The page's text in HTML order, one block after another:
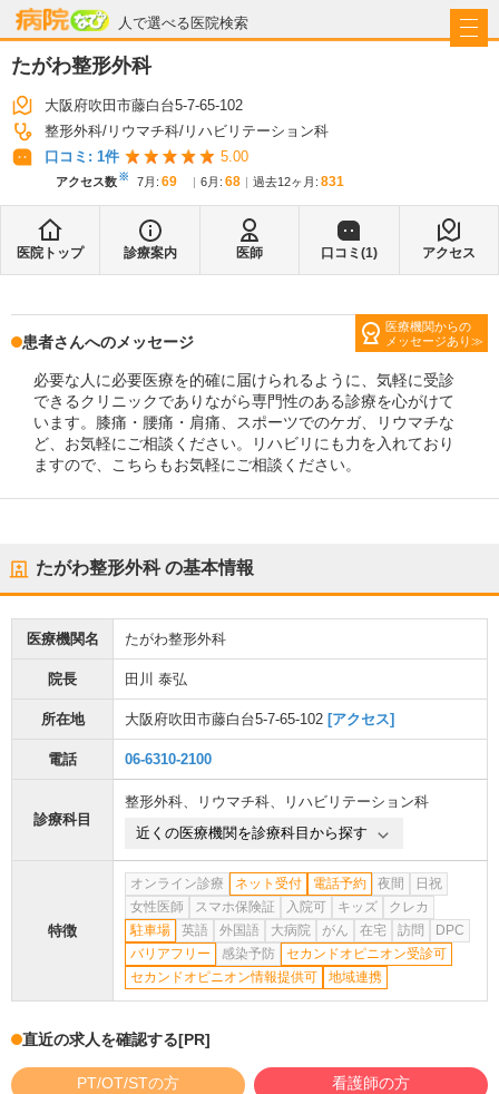
人で選べる医院検索
病院なび
たがわ整形外科
大阪府吹田市藤白台5-7-65-102
整形外科 リウマチ科 リハビリテーション科
口コミ: 1件 5.00
アクセス数※ 7月 : 69 6月 : 68 過去12ヶ月: 831
医院トップ 診療案内 医師 口コミ(1) アクセス
医療機関からの
メッセージあり
患者さんへのメッセージ
必要な人に必要医療を的確に届けられるように、気軽に受診
できるクリニックでありながら専門性のある診療を心がけて
います。膝痛・腰痛・肩痛、スポーツでのケガ、リウマチな
ど、お気軽にご相談ください。リハビリにも力を入れており
ますので、こちらもお気軽にご相談ください。
たがわ整形外科の基本情報
医療機関名 たがわ整形外科
院長 田川 泰弘
所在地 大阪府吹田市藤白台5-7-65-102 [アクセス]
電話 06-6310-2100
診療科目
整形外科、 リウマチ科、
リハビリテーション科
近くの医療機関を診療科目から探す
特徴
オンライン診療 ネット受付 電話予約 夜間
日祝
女性医師
スマホ保険証 入院可 キッズ
クレカ
駐車場
英語 外国語 大病院 がん 在宅 訪問
DPC
バリアフリー
感染予防
セカンドオピニオン受診可
セカンドオピニオン情報提供可
地域連携
直近の求人を確認する[PR]
PT/OT/STの方 看護師の方